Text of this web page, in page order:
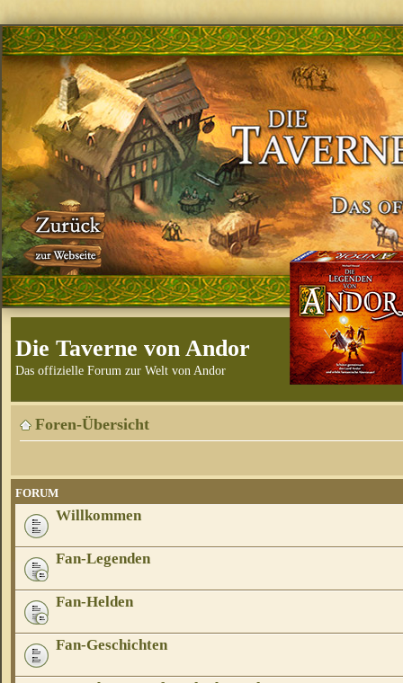
Die Taverne von Andor
Das offizielle Forum zur Welt von Andor
Foren-Übersicht
FORUM
Willkommen
Fan-Legenden
Fan-Helden
Fan-Geschichten